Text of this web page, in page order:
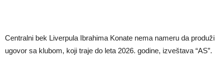
Centralni bek Liverpula Ibrahima Konate nema nameru da produži
ugovor sa klubom, koji traje do leta 2026. godine, izveštava “AS”.